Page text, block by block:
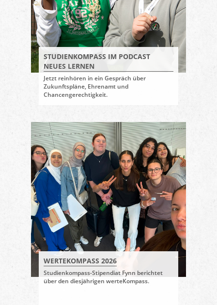
STUDIENKOMPASS IM PODCAST
NEUES LERNEN
Jetzt reinhören in ein Gespräch über
Zukunftspläne, Ehrenamt und
Chancengerechtigkeit.
WERTEKOMPASS 2026
Studienkompass-Stipendiat Fynn berichtet
über den diesjährigen werteKompass.